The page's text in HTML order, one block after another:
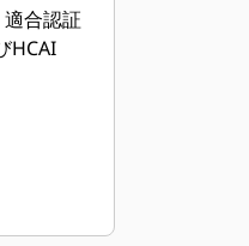
合認証
HCAI